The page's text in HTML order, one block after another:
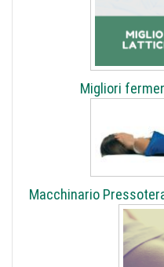
Migliori
Macchinario